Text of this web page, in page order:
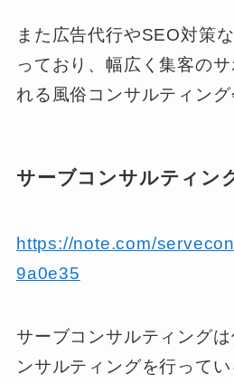
また広告代行やSEO対策
っており、幅広く集客の
れる風俗コンサルティング
サーブコンサルティン
https://note.com/
9a0e35
サーブコンサルティング
ンサルティングを行って